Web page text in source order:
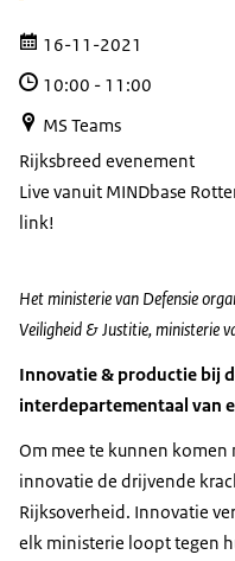
16-11-2021
10:00 - 11:00
MS Teams
Rijksbreed evenement
Live vanuit MINDbase
link!
Het ministerie van Defensie
Veiligheid & Justitie, ministerie
Innovatie & productie bij
interdepartementaal van
Om mee te kunnen
innovatie de drijvende
Rijksoverheid. Innovatie
elk ministerie loopt tegen